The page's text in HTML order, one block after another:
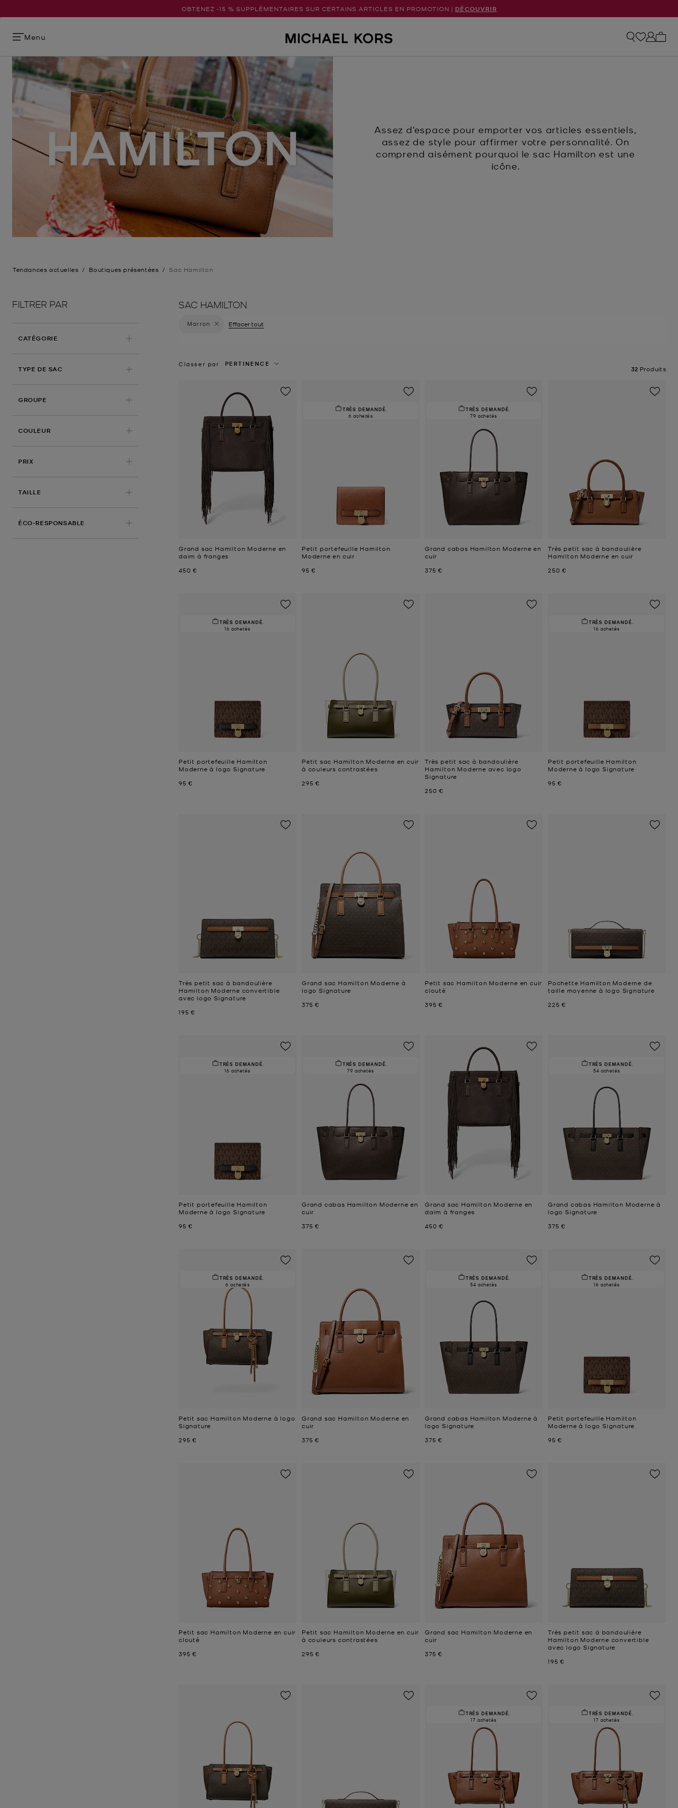
OBTENEZ -15 % SUPPLÉMENTAIRES SUR CERTAINS ARTICLES EN PROMOTION | DÉCOUVRIR
Menu
Assez d'espace pour emporter vos articles essentiels,
assez de style pour affirmer votre personnalité. On
comprend aisément pourquoi le sac Hamilton est une
icône.
Tendances actuelles / Boutiques présentées / Sac Hamilton
FILTRER PAR
CATÉGORIE
TYPE DE SAC
GROUPE
COULEURAPPLIQUÉ
PRIX
TAILLE
ÉCO-RESPONSABLE
SAC HAMILTON
Supprimer le filtre Actuellement trié par Couleur: Marron
Marron Effacer tout
Classer par PERTINENCE
32 Produits
Grand sac Hamilton Moderne en
daim à franges
Prix actuel
450 €
TRÈS DEMANDÉ.
6 achetés
Petit portefeuille Hamilton
Moderne en cuir
Prix actuel
95 €
TRÈS DEMANDÉ.
79 achetés
Grand cabas Hamilton Moderne en
cuir
Prix actuel
375 €
Très petit sac à bandoulière
Hamilton Moderne en cuir
Prix actuel
250 €
TRÈS DEMANDÉ.
16 achetés
Petit portefeuille Hamilton
Moderne à logo Signature
Prix actuel
95 €
Petit sac Hamilton Moderne en cuir
à couleurs contrastées
Prix actuel
295 €
Très petit sac à bandoulière
Hamilton Moderne avec logo
Signature
Prix actuel
250 €
TRÈS DEMANDÉ.
16 achetés
Petit portefeuille Hamilton
Moderne à logo Signature
Prix actuel
95 €
Très petit sac à bandoulière
Hamilton Moderne convertible
avec logo Signature
Prix actuel
195 €
Grand sac Hamilton Moderne à
logo Signature
Prix actuel
375 €
Petit sac Hamilton Moderne en cuir
clouté
Prix actuel
395 €
Pochette Hamilton Moderne de
taille moyenne à logo Signature
Prix actuel
225 €
TRÈS DEMANDÉ.
16 achetés
Petit portefeuille Hamilton
Moderne à logo Signature
Prix actuel
95 €
TRÈS DEMANDÉ.
79 achetés
Grand cabas Hamilton Moderne en
cuir
Prix actuel
375 €
Grand sac Hamilton Moderne en
daim à franges
Prix actuel
450 €
TRÈS DEMANDÉ.
54 achetés
Grand cabas Hamilton Moderne à
logo Signature
Prix actuel
375 €
TRÈS DEMANDÉ.
6 achetés
Petit sac Hamilton Moderne à logo
Signature
Prix actuel
295 €
Grand sac Hamilton Moderne en
cuir
Prix actuel
375 €
TRÈS DEMANDÉ.
54 achetés
Grand cabas Hamilton Moderne à
logo Signature
Prix actuel
375 €
TRÈS DEMANDÉ.
16 achetés
Petit portefeuille Hamilton
Moderne à logo Signature
Prix actuel
95 €
Petit sac Hamilton Moderne en cuir
clouté
Prix actuel
395 €
Petit sac Hamilton Moderne en cuir
à couleurs contrastées
Prix actuel
295 €
Grand sac Hamilton Moderne en
cuir
Prix actuel
375 €
Très petit sac à bandoulière
Hamilton Moderne convertible
avec logo Signature
Prix actuel
195 €
TRÈS DEMANDÉ.
17 achetés
TRÈS DEMANDÉ.
17 achetés